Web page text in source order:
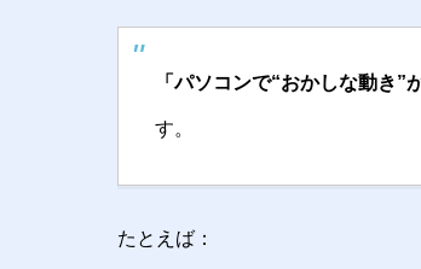
「パソコンで“おかしな動き
す。
たとえば：